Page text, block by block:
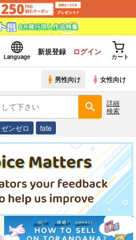
Language
新規登録 ログイン
カート
男性向け 女性向け
詳細
検索
ゼンゼロ fate